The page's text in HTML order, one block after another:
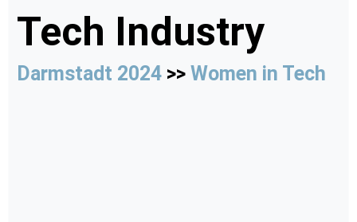
Tech Industry
Darmstadt 2024 >> Women in Tech